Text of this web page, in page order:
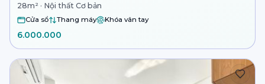
28m² · Nội thất Cơ bản
Cửa sổ Thang máy Khóa vân tay
6.000.000